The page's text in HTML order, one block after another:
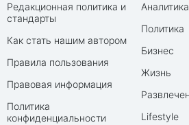
Редакционная политика и
стандарты
Как стать нашим автором
Правила пользования
Правовая информация
Политика
конфиденциальности
Аналитика
Политика
Бизнес
Жизнь
Lifestyle